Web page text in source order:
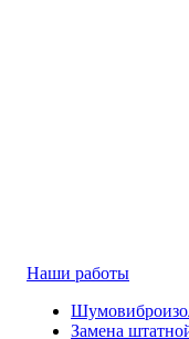
Наши работы
Замена